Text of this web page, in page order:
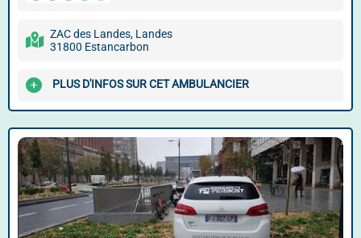
ZAC des Landes, Landes
31800 Estancarbon
PLUS D'INFOS SUR CET AMBULANCIER